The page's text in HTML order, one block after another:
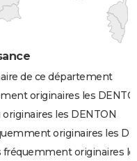
de ce département
originaires les
les DENTON
originaires les
originaires